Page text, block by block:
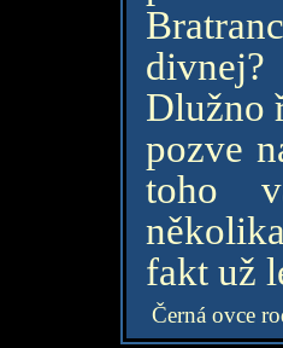
divnej?
Dlužno
pozve
toho
fakt už
Černá ovce